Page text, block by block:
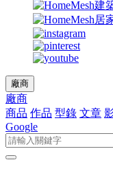
廠商
廠商
商品 作品 型錄 文章
Google